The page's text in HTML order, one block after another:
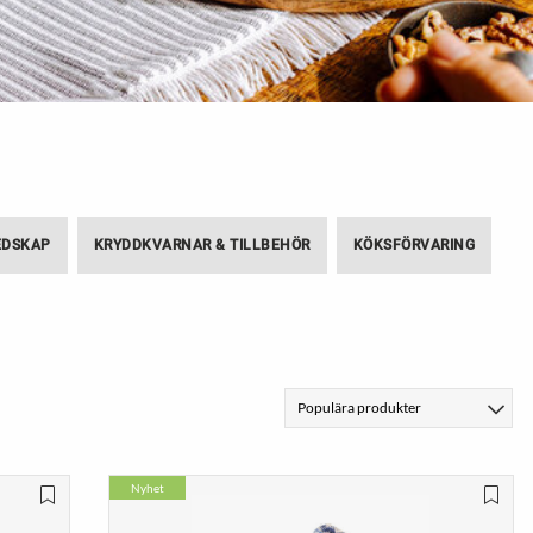
Vandringsskor &
Vandringskängor
VISA MER
KRYDDKVARNAR & TILLBEHÖR KÖKSFÖRVARING
Nyhet